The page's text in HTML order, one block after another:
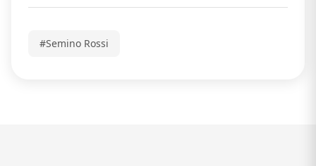
#Semino Rossi